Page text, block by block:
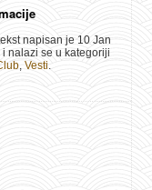
napisan je 10 Jan
i nalazi se u kategoriji
, Vesti.